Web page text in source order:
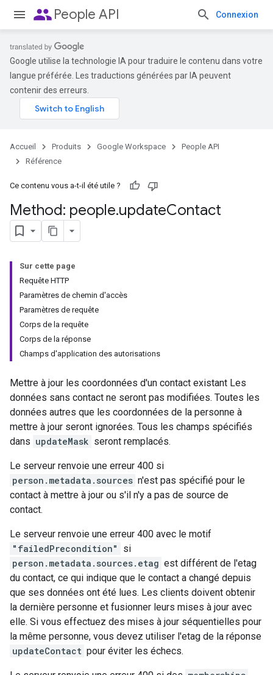
peoplePeople API Connexion
Google utilise la technologie IA pour traduire le contenu dans votre
langue préférée. Les traductions générées par IA peuvent
contenir des erreurs.
Accueil Produits Google Workspace
People API
Référence
Ce contenu vous a-t-il été utile ?
Method: people.updateContact
Sur cette page
Requête HTTP
Paramètres de chemin d'accès
Paramètres de requête
Corps de la requête
Corps de la réponse
Champs d'application des autorisations
Mettre à jour les coordonnées d'un contact existant Les
données sans contact ne seront pas modifiées. Toutes les
données autres que les coordonnées de la personne à
mettre à jour seront ignorées. Tous les champs spécifiés
dans updateMask seront remplacés.
Le serveur renvoie une erreur 400 si
person.metadata.sources n'est pas spécifié pour le
contact à mettre à jour ou s'il n'y a pas de source de
contact.
Le serveur renvoie une erreur 400 avec le motif
"failedPrecondition"
si
person.metadata.sources.etag est différent de l'etag
du contact, ce qui indique que le contact a changé depuis
que ses données ont été lues. Les clients doivent obtenir
la dernière personne et fusionner leurs mises à jour avec
elle. Si vous effectuez des mises à jour séquentielles pour
la même personne, vous devez utiliser l'etag de la réponse
updateContact pour éviter les échecs.